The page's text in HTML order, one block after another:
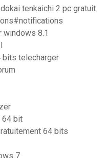
tenkaichi 2 pc gratuit
8.1
bits telecharger
64 bit
64 bits
7